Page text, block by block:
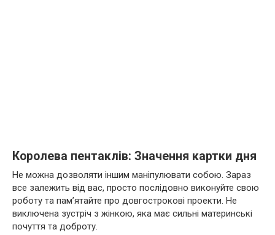
Королева пентаклів: Значення картки дня
Не можна дозволяти іншим маніпулювати собою. Зараз
все залежить від вас, просто послідовно виконуйте свою
роботу та пам’ятайте про довгострокові проекти. Не
виключена зустріч з жінкою, яка має сильні материнські
почуття та доброту.